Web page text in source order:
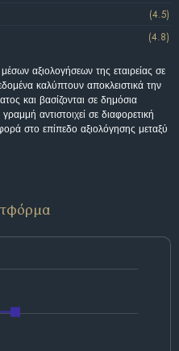
(4.5)
(4.8)
αξιολογήσεων της εταιρείας σε
καλύπτουν αποκλειστικά την
και βασίζονται σε δημόσια
αντιστοιχεί σε διαφορετική
στο επίπεδο αξιολόγησης μεταξύ